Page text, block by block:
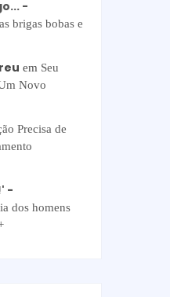
-
brigas bobas e
em Seu
Novo
Precisa de
-
dos homens